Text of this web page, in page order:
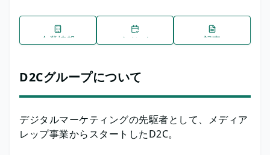
企業情報 イベント 記事
D2Cグループについて
デジタルマーケティングの先駆者として、メディア
レップ事業からスタートしたD2C。